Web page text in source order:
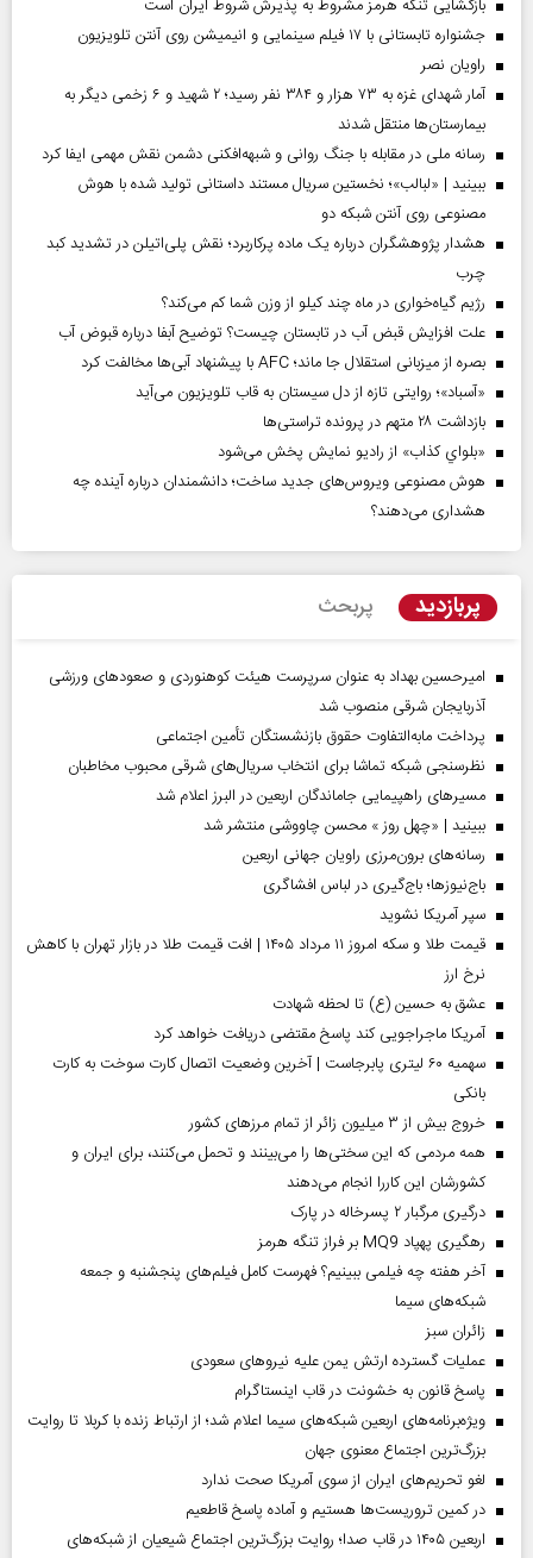
بازگشایی تنگه هرمز مشروط به پذیرش شروط ایران است
جشنواره تابستانی با ۱۷ فیلم سینمایی و انیمیشن روی آنتن تلویزیون
راویان نصر
آمار شهدای غزه به ۷۳ هزار و ۳۸۴ نفر رسید؛ ۲ شهید و ۶ زخمی دیگر به
بیمارستان‌ها منتقل شدند
رسانه ملی در مقابله با جنگ روانی و شبهه‌افکنی دشمن نقش مهمی ایفا کرد
ببینید | «لبالب»؛ نخستین سریال مستند داستانی تولید شده با هوش
مصنوعی روی آنتن شبکه دو
هشدار پژوهشگران درباره یک ماده پرکاربرد؛ نقش پلی‌اتیلن در تشدید کبد
چرب
رژیم گیاه‌خواری در ماه چند کیلو از وزن شما کم می‌کند؟
علت افزایش قبض آب در تابستان چیست؟ توضیح آبفا درباره قبوض آب
بصره از میزبانی استقلال جا ماند؛ AFC با پیشنهاد آبی‌ها مخالفت کرد
«آسباد»؛ روایتی تازه از دل سیستان به قاب تلویزیون می‌آید
بازداشت ۲۸ متهم در پرونده تراستی‌ها
«بلواي کذاب» از رادیو نمایش پخش می‌شود
هوش مصنوعی ویروس‌های جدید ساخت؛ دانشمندان درباره آینده چه
هشداری می‌دهند؟
پربازدید پربحث
امیرحسین بهداد به عنوان سرپرست هیئت کوهنوردی و صعودهای ورزشی
آذربایجان شرقی منصوب شد
پرداخت مابه‌التفاوت حقوق بازنشستگان تأمین اجتماعی
نظرسنجی شبکه تماشا برای انتخاب سریال‌های شرقی محبوب مخاطبان
مسیر‌های راهپیمایی جاماندگان اربعین در البرز اعلام شد
ببینید | «چهل روز » محسن چاووشی منتشر شد
رسانه‌های برون‌مرزی راویان جهانی اربعین
باج‌نیوزها؛ باج‌گیری در لباس افشاگری
سپر آمریکا نشوید
قیمت طلا و سکه امروز ۱۱ مرداد ۱۴۰۵ | افت قیمت طلا در بازار تهران با کاهش
نرخ ارز
عشق به حسین (ع) تا لحظه شهادت
آمریکا ماجراجویی کند پاسخ مقتضی دریافت خواهد کرد
سهمیه ۶۰ لیتری پابرجاست | آخرین وضعیت اتصال کارت سوخت به کارت
بانکی
خروج بیش از ۳ میلیون زائر از تمام مرز‌های کشور
همه مردمی که این سختی‌ها را می‌بینند و تحمل می‌کنند، برای ایران و
کشورشان این کاررا انجام می‌دهند
درگیری مرگبار ۲ پسرخاله در پارک
رهگیری پهپاد MQ9 بر فراز تنگه هرمز
آخر هفته چه فیلمی ببینیم؟ فهرست کامل فیلم‌های پنجشنبه و جمعه
شبکه‌های سیما
‌زائران سبز
عملیات گسترده ارتش یمن علیه نیروهای سعودی
پاسخ قانون به خشونت در قاب اینستاگرام
ویژه‌برنامه‌های اربعین شبکه‌های سیما اعلام شد؛ از ارتباط زنده با کربلا تا روایت
بزرگ‌ترین اجتماع معنوی جهان
لغو تحریم‌های ایران از سوی آمریکا صحت ندارد
در کمین تروریست‌ها هستیم و آماده پاسخ قاطعیم
اربعین ۱۴۰۵ در قاب صدا؛ روایت بزرگ‌ترین اجتماع شیعیان از شبکه‌های